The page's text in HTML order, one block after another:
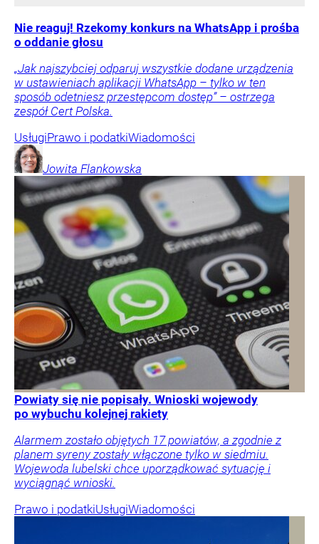
Nie reaguj! Rzekomy konkurs na WhatsApp i prośba
o oddanie głosu
„Jak najszybciej odparuj wszystkie dodane urządzenia
w ustawieniach aplikacji WhatsApp – tylko w ten
sposób odetniesz przestępcom dostęp” – ostrzega
zespół Cert Polska.
UsługiPrawo i podatkiWiadomości
Jowita Flankowska
Powiaty się nie popisały. Wnioski wojewody
po wybuchu kolejnej rakiety
Alarmem zostało objętych 17 powiatów, a zgodnie z
planem syreny zostały włączone tylko w siedmiu.
Wojewoda lubelski chce uporządkować sytuację i
wyciągnąć wnioski.
Prawo i podatkiUsługiWiadomości